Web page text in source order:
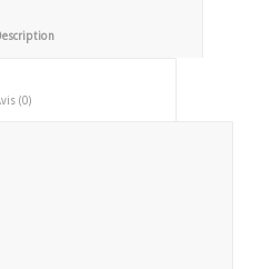
						Description
						Avis (0)